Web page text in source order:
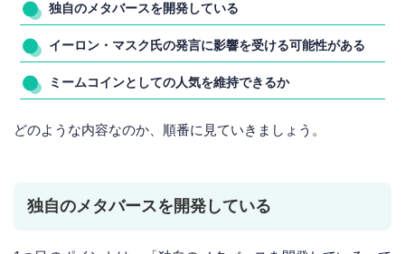
独自のメタバースを開発している
イーロン・マスク氏の発言に影響を受ける可能性がある
ミームコインとしての人気を維持できるか
どのような内容なのか、順番に見ていきましょう。
独自のメタバースを開発している